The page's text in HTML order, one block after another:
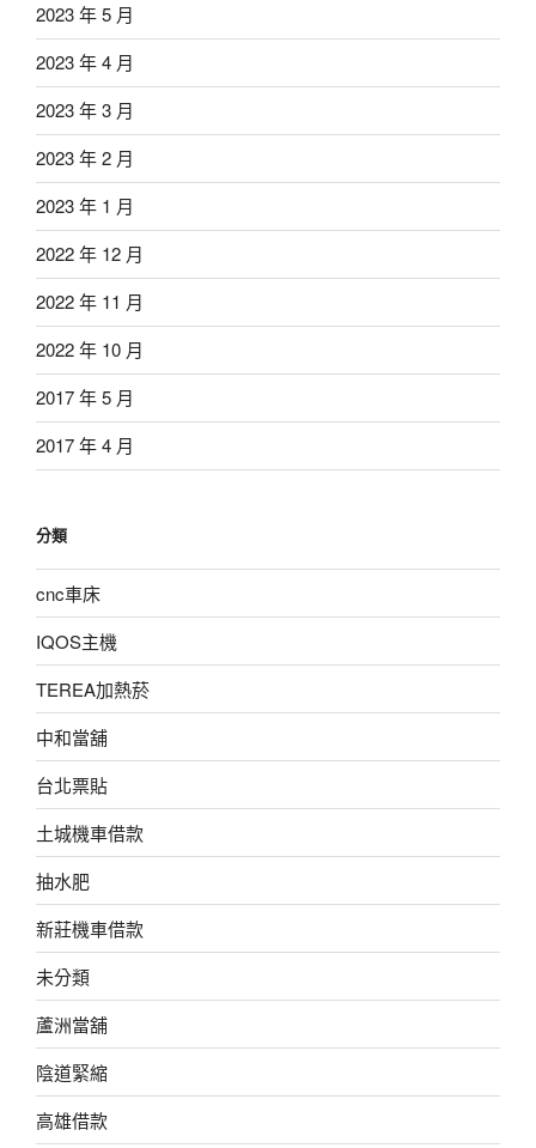
2023 年 5 月
2023 年 4 月
2023 年 3 月
2023 年 2 月
2023 年 1 月
2022 年 12 月
2022 年 11 月
2022 年 10 月
2017 年 5 月
2017 年 4 月
分類
cnc車床
IQOS主機
TEREA加熱菸
中和當舖
台北票貼
土城機車借款
抽水肥
新莊機車借款
未分類
蘆洲當舖
陰道緊縮
高雄借款